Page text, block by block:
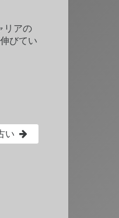
リアの
びてい
い